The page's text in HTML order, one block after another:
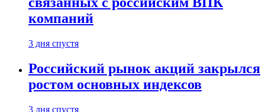
компаний
3 дня спустя
Российский рынок акций закрылся
ростом основных индексов
3 дня спустя